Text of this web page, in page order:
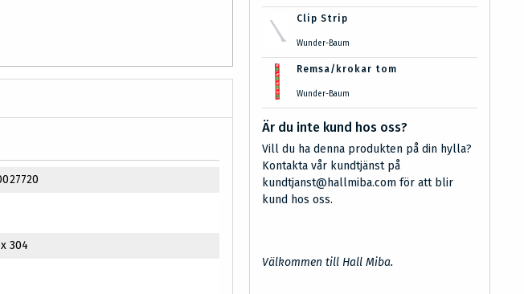
304
Clip Strip
Wunder-Baum
Remsa/krokar tom
Wunder-Baum
Är du inte kund hos oss?
Vill du ha denna produkten på din hylla?
Kontakta vår kundtjänst på
kundtjanst@hallmiba.com för att blir
kund hos oss.
Välkommen till Hall Miba.